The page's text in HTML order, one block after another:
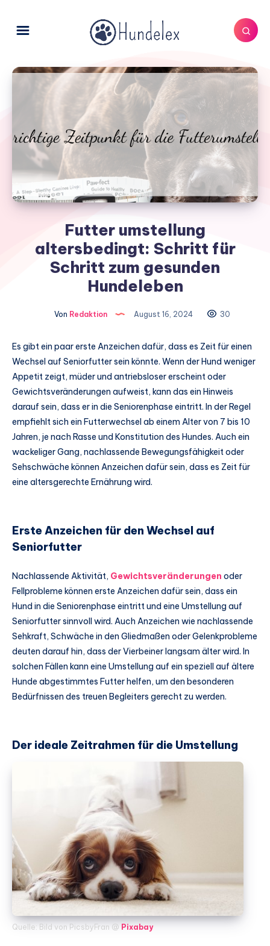
Futter umstellung
altersbedingt: Schritt für
Schritt zum gesunden
Hundeleben
Von Redaktion August 16, 2024 30
Es gibt ein paar erste Anzeichen dafür, dass es Zeit für einen
Wechsel auf Seniorfutter sein könnte. Wenn der Hund weniger
Appetit zeigt, müder und antriebsloser erscheint oder
Gewichtsveränderungen aufweist, kann das ein Hinweis
darauf sein, dass er in die Seniorenphase eintritt. In der Regel
empfiehlt sich ein Futterwechsel ab einem Alter von 7 bis 10
Jahren, je nach Rasse und Konstitution des Hundes. Auch ein
wackeliger Gang, nachlassende Bewegungsfähigkeit oder
Sehschwäche können Anzeichen dafür sein, dass es Zeit für
eine altersgerechte Ernährung wird.
Erste Anzeichen für den Wechsel auf
Seniorfutter
Nachlassende Aktivität, Gewichtsveränderungen oder
Fellprobleme können erste Anzeichen dafür sein, dass ein
Hund in die Seniorenphase eintritt und eine Umstellung auf
Seniorfutter sinnvoll wird. Auch Anzeichen wie nachlassende
Sehkraft, Schwäche in den Gliedmaßen oder Gelenkprobleme
deuten darauf hin, dass der Vierbeiner langsam älter wird. In
solchen Fällen kann eine Umstellung auf ein speziell auf ältere
Hunde abgestimmtes Futter helfen, um den besonderen
Bedürfnissen des treuen Begleiters gerecht zu werden.
Der ideale Zeitrahmen für die Umstellung
Quelle: Bild von PicsbyFran @ Pixabay